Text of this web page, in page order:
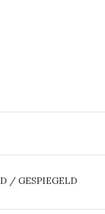
/ GESPIEGELD